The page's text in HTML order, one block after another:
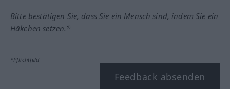
Bitte bestätigen Sie, dass Sie ein Mensch sind, indem Sie ein
Häkchen setzen.*
*Pflichtfeld
Feedback absenden